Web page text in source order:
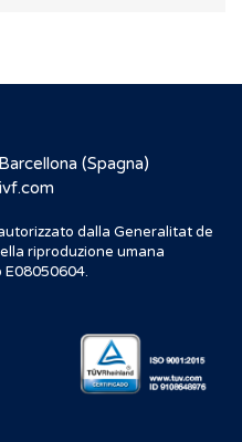
(Spagna)
dalla Generalitat de
riproduzione umana